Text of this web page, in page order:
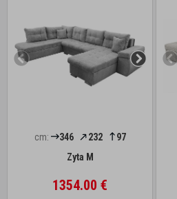
cm: 346 232
97
Zyta M
1354.00 €